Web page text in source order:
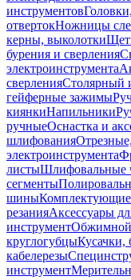
инструментов
отвертокНожницы
керны, выколотки
бурения и сверления
электроинструмента
сверленияСтолярный
гейферные зажимы
киянкиНапильники
ручныеОснастка и
шлифования
электроинструмента
листыШлифовальные
сегменты
шиныКомплектующие
резанияАксессуары
инструментОбжимной
круглогубцыКусачки,
кабелерезы
инструмент